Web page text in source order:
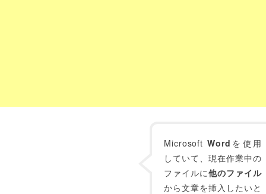
MicrosoftWord を使用
していて、現在作業中の
ファイルに他のファイル
から文章を挿入したいと